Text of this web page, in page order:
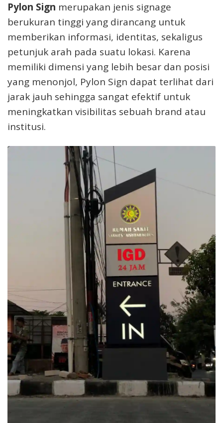
Pylon Sign merupakan jenis signage
berukuran tinggi yang dirancang untuk
memberikan informasi, identitas, sekaligus
petunjuk arah pada suatu lokasi. Karena
memiliki dimensi yang lebih besar dan posisi
yang menonjol, Pylon Sign dapat terlihat dari
jarak jauh sehingga sangat efektif untuk
meningkatkan visibilitas sebuah brand atau
institusi.